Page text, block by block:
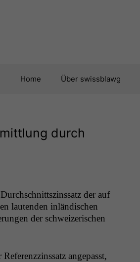
Home Über swissblawg
durch
der auf
lau­t­en­den inländis­chen
der schweiz­erischen
angepasst,